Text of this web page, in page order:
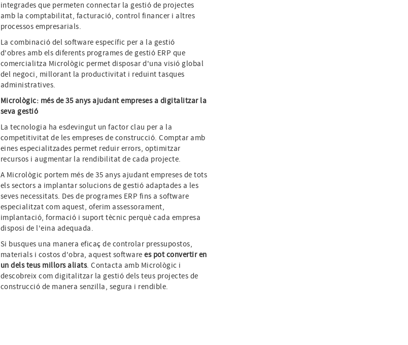
integrades que permeten connectar la gestió de projectes
amb la comptabilitat, facturació, control financer i altres
processos empresarials.
La combinació del software específic per a la gestió
d'obres amb els diferents programes de gestió ERP que
comercialitza Micrològic permet disposar d'una visió global
del negoci, millorant la productivitat i reduint tasques
administratives.
Micrològic: més de 35 anys ajudant empreses a digitalitzar la
seva gestió
La tecnologia ha esdevingut un factor clau per a la
competitivitat de les empreses de construcció. Comptar amb
eines especialitzades permet reduir errors, optimitzar
recursos i augmentar la rendibilitat de cada projecte.
A Micrològic portem més de 35 anys ajudant empreses de tots
els sectors a implantar solucions de gestió adaptades a les
seves necessitats. Des de programes ERP fins a software
especialitzat com aquest, oferim assessorament,
implantació, formació i suport tècnic perquè cada empresa
disposi de l'eina adequada.
Si busques una manera eficaç de controlar pressupostos,
materials i costos d'obra, aquest softwarees pot convertir en
un dels teus millors aliats. Contacta amb Micrològic i
descobreix com digitalitzar la gestió dels teus projectes de
construcció de manera senzilla, segura i rendible.